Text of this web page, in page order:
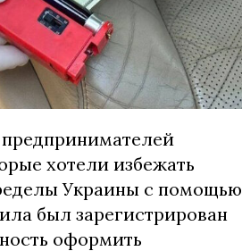
хотели избежать
Украины с помощью
был зарегистрирован
оформить